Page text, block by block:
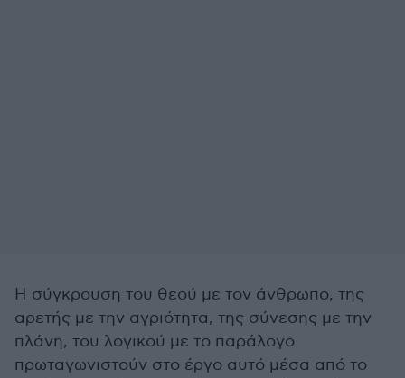
Η σύγκρουση του θεού με τον άνθρωπο, της
αρετής με την αγριότητα, της σύνεσης με την
πλάνη, του λογικού με το παράλογο
πρωταγωνιστούν στο έργο αυτό μέσα από το